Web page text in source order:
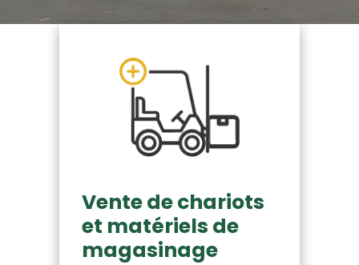
Vente de chariots
et matériels de
magasinage